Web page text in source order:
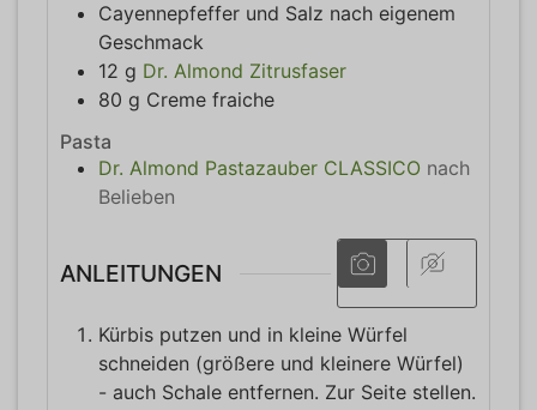
Cayennepfeffer und Salz nach eigenem
Geschmack
12 g Dr. Almond Zitrusfaser
80 g Creme fraiche
Pasta
Dr. Almond Pastazauber CLASSICO nach
Belieben
ANLEITUNGEN
Kürbis putzen und in kleine Würfel
schneiden (größere und kleinere Würfel)
- auch Schale entfernen. Zur Seite stellen.